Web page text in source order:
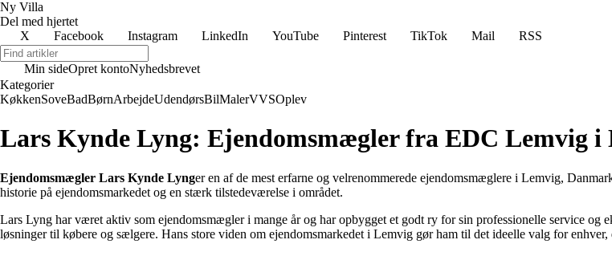
Ny Villa
Del med hjertet
X
Facebook Instagram LinkedIn YouTube Pinterest TikTok Mail RSS
Min sideOpret kontoNyhedsbrevet
Kategorier
KøkkenSoveBadBørnArbejdeUdendørsBilMalerVVSOplev
Lars Kynde Lyng: Ejendomsmægler fra EDC Lemvig i
Ejendomsmægler Lars Kynde Lynger en af de mest erfarne og velrenommerede ejendomsmæglere i Lemvig,
historie på ejendomsmarkedet og en stærk tilstedeværelse i området.
Lars Lyng har været aktiv som ejendomsmægler i mange år og har opbygget et godt ry for sin professionelle service
løsninger til købere og sælgere. Hans store viden om ejendomsmarkedet i Lemvig gør ham til det ideelle valg for